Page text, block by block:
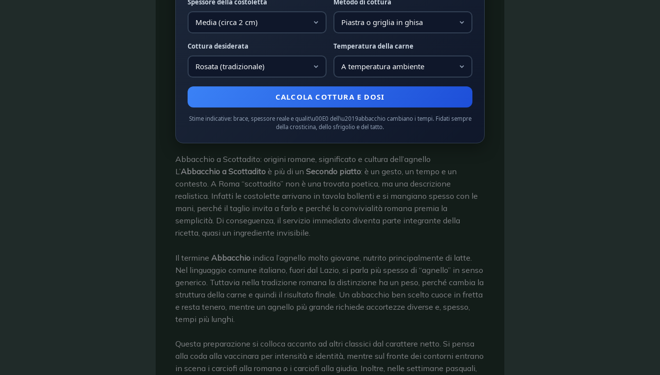
Spessore della costoletta Metodo di cottura
Cottura desiderata Temperatura della carne
CALCOLA COTTURA E DOSI
Stime indicative: brace, spessore reale e qualit\u00E0 dell\u2019abbacchio cambiano i tempi. Fidati sempre
della crosticina, dello sfrigolio e del tatto.
Abbacchio a Scottadito: origini romane, significato e cultura dell’agnello
L’Abbacchio a Scottadito è più di un Secondo piatto: è un gesto, un tempo e un
contesto. A Roma “scottadito” non è una trovata poetica, ma una descrizione
realistica. Infatti le costolette arrivano in tavola bollenti e si mangiano spesso con le
mani, perché il taglio invita a farlo e perché la convivialità romana premia la
semplicità. Di conseguenza, il servizio immediato diventa parte integrante della
ricetta, quasi un ingrediente invisibile.
Il termine Abbacchio indica l’agnello molto giovane, nutrito principalmente di latte.
Nel linguaggio comune italiano, fuori dal Lazio, si parla più spesso di “agnello” in senso
generico. Tuttavia nella tradizione romana la distinzione ha un peso, perché cambia la
struttura della carne e quindi il risultato finale. Un abbacchio ben scelto cuoce in fretta
e resta tenero, mentre un agnello più grande richiede accortezze diverse e, spesso,
tempi più lunghi.
Questa preparazione si colloca accanto ad altri classici dal carattere netto. Si pensa
alla coda alla vaccinara per intensità e identità, mentre sul fronte dei contorni entrano
in scena i carciofi alla romana o i carciofi alla giudia. Inoltre, nelle settimane pasquali,